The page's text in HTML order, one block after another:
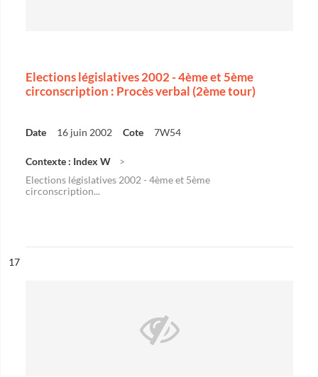
Elections législatives 2002 - 4ème et 5ème
circonscription : Procès verbal (2ème tour)
Date 16 juin 2002 Cote 7W54
Contexte : Index W
Elections législatives 2002 - 4ème et 5ème
circonscription...
n°
17